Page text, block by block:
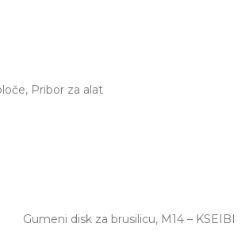
, Pribor za alat
Gumeni disk za brusilicu, M14 – KSEIBI